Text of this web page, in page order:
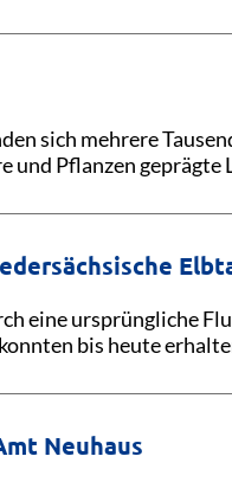
sich mehrere
Pflanzen geprägte
eine ursprüngliche
bis heute
Neuhaus